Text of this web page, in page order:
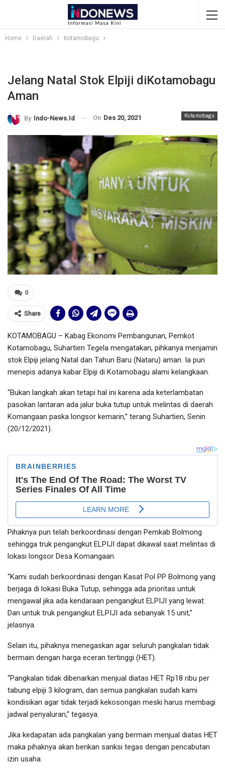
Home Daerah Kotamobagu
Jelang Natal Stok Elpiji diKotamobagu
Aman
Kotamobagu
By Indo-News.id On Des 20, 2021
0
Share
KOTAMOBAGU – Kabag Ekonomi Pembangunan, Pemkot
Kotamobagu, Suhartien Tegela mengatakan, pihkanya menjamin
stok Elpiji jelang Natal dan Tahun Baru (Nataru) aman. Ia pun
menepis adanya kabar Elpiji di Kotamobagu alami kelangkaan.
“Bukan langkah akan tetapi hal ini karena ada keterlambatan
pasokan lantaran ada jalur buka tutup untuk melintas di daerah
Komangaan paska longsor kemarin,” terang Suhartien, Senin
(20/12/2021).
Pihaknya pun telah berkoordinasi dengan Pemkab Bolmong
sehingga truk pengangkut ELPIJI dapat dikawal saat melintas di
lokasi longsor Desa Komangaan.
“Kami sudah berkoordinasi dengan Kasat Pol PP Bolmong yang
berjaga di lokasi Buka Tutup, sehingga ada prioritas untuk
mengawal jika ada kendaraan pengangkut ELPIJI yang lewat.
Dan untuk truk pengangkut ELPIJI ada sebanyak 15 unit,”
jelasnya.
Selain itu, pihaknya menegaskan agar seluruh pangkalan tidak
bermain dengan harga eceran tertinggi (HET).
“Pangkalan tidak dibenarkan menjual diatas HET Rp18 ribu per
tabung elpiji 3 kilogram, dan semua pangkalan sudah kami
kondisikan agar tidak terjadi kekosongan meski harus membagi
jadwal penyaluran,” tegasya.
Jika kedapatan ada pangkalan yang bermain menjual diatas HET
maka pihaknya akan berikan sanksi tegas dengan pencabutan
izin usaha.